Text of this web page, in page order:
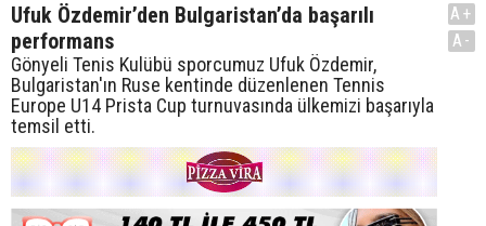
Ufuk Özdemir’den Bulgaristan’da başarılı
performans
Gönyeli Tenis Kulübü sporcumuz Ufuk Özdemir,
Bulgaristan'ın Ruse kentinde düzenlenen Tennis
Europe U14 Prista Cup turnuvasında ülkemizi başarıyla
temsil etti.
A+
A-